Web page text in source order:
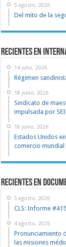
5 agosto, 2026
Del mito de la
Recientes en
14 julio, 2026
Régimen
18 junio, 2026
Sindicato de
impulsada por
18 junio, 2026
Estados Unidos
comercio mundial
recientes en
5 agosto, 2026
CLS: Informe
4 agosto, 2026
Pronunciamiento
las misiones